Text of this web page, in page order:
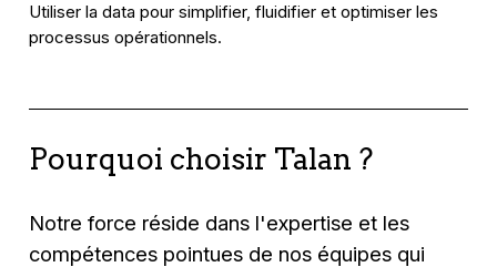
Utiliser la data pour simplifier, fluidifier et optimiser les
processus opérationnels.
Pourquoi choisir Talan ?
Notre force réside dans l'expertise et les
compétences pointues de nos équipes qui